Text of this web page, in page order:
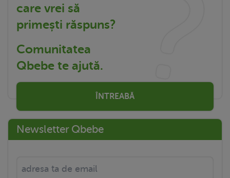
care vrei să
primești răspuns?
Comunitatea
Qbebe te ajută.
ÎNTREABĂ
Newsletter Qbebe